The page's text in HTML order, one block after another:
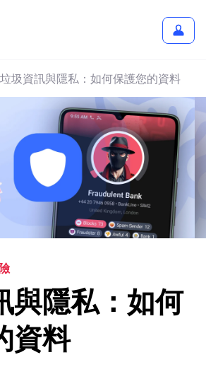
垃圾資訊與隱私：如何保護您的資料
與隱私：如何
資料